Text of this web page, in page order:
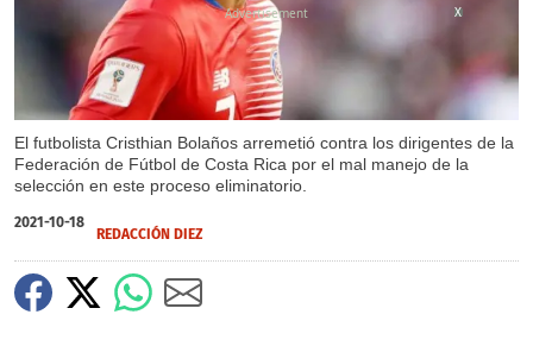
El futbolista Cristhian Bolaños arremetió contra los dirigentes de la
Federación de Fútbol de Costa Rica por el mal manejo de la
selección en este proceso eliminatorio.
X
2021-10-18
REDACCIÓN DIEZ